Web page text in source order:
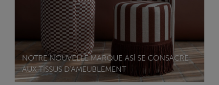
NOTRE NOUVELLE MARQUE ASÍ SE CONSACRE
AUX TISSUS D'AMEUBLEMENT